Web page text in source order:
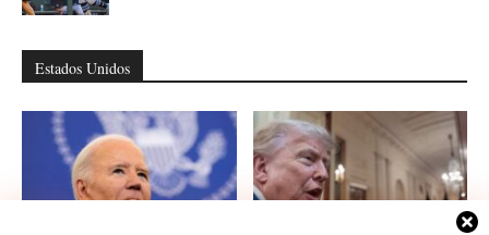
Estados Unidos